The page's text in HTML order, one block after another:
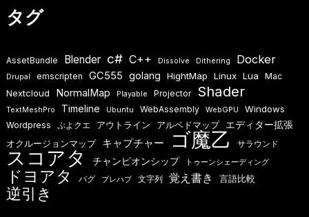
タグ
AssetBundle Blender c# C++ Dissolve Dithering Docker
Drupal emscripten GC555 golang HightMap Linux Lua Mac
Nextcloud NormalMap Playable Projector Shader
TextMeshPro Timeline Ubuntu WebAssembly WebGPU Windows
Wordpress ぷよクエ アウトライン アルベドマップ エディター拡張
オクルージョンマップ キャプチャー ゴ魔乙 サラウンド
スコアタ チャンピオンシップ トゥーンシェーディング
ドヨアタ バグ プレハブ 文字列 覚え書き 言語比較
逆引き